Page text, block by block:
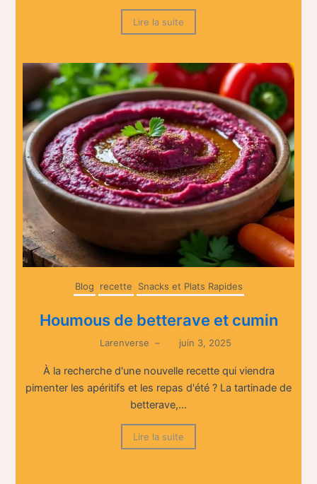
Lire la suite
Blog recette Snacks et Plats Rapides
Houmous de betterave et cumin
Larenverse – juin 3, 2025
À la recherche d'une nouvelle recette qui viendra
pimenter les apéritifs et les repas d'été ? La tartinade de
betterave,...
Lire la suite